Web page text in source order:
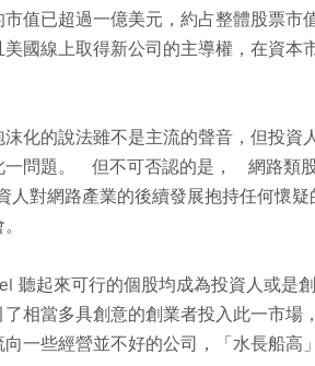
值已超過一億美元，約占整體股票市
國線上取得新公司的主導權，在資本
化的說法雖不是主流的聲音，但投資
一問題。 但不可否認的是， 網路類
對網路產業的後續發展抱持任何懷疑
聽起來可行的個股均成為投資人或是
相當多具創意的創業者投入此一市場
一些經營並不好的公司，「水長船高